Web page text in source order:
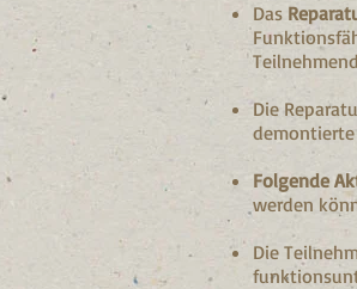
Das
Die
demontierte
Folgende
werden
Die